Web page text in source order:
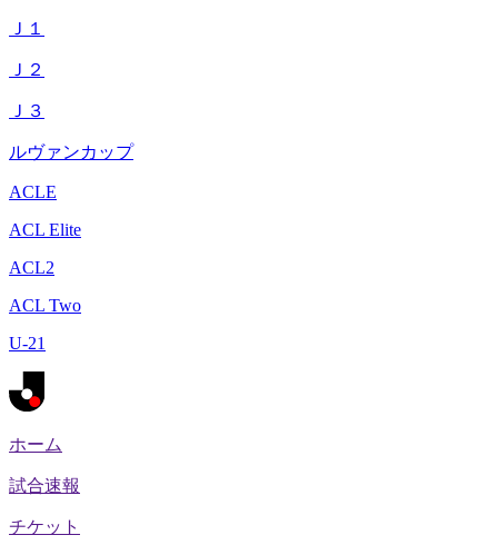
Ｊ１
Ｊ２
Ｊ３
ルヴァンカップ
ACLE
ACL Elite
ACL2
ACL Two
U-21
ホーム
試合速報
チケット